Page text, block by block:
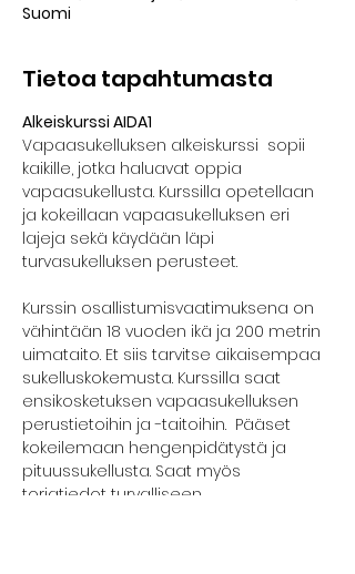
Suomi
Tietoa tapahtumasta
Alkeiskurssi AIDA1
Vapaasukelluksen alkeiskurssi  sopii
kaikille, jotka haluavat oppia
vapaasukellusta. Kurssilla opetellaan
ja kokeillaan vapaasukelluksen eri
lajeja sekä käydään läpi
turvasukelluksen perusteet.
Kurssin osallistumisvaatimuksena on
vähintään 18 vuoden ikä ja 200 metrin
uimataito. Et siis tarvitse aikaisempaa
sukelluskokemusta. Kurssilla saat
ensikosketuksen vapaasukelluksen
perustietoihin ja -taitoihin.  Pääset
kokeilemaan hengenpidätystä ja
pituussukellusta. Saat myös
toriatiedot turvalliseen